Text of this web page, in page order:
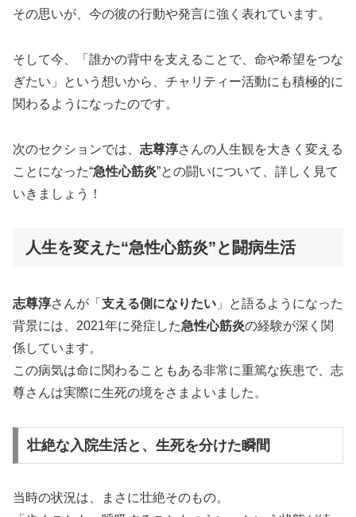
その思いが、今の彼の行動や発言に強く表れています。
そして今、「誰かの背中を支えることで、命や希望をつな
ぎたい」という想いから、チャリティー活動にも積極的に
関わるようになったのです。
次のセクションでは、 志尊淳さんの人生観を大きく変える
ことになった“急性心筋炎”との闘いについて、詳しく見て
いきましょう！
人生を変えた“急性心筋炎”と闘病生活
志尊淳さんが「 支える側になりたい 」と語るようになった
背景には、2021年に発症した急性心筋炎の経験が深く関
係しています。
この病気は命に関わることもある非常に重篤な疾患で、志
尊さんは実際に生死の境をさまよいました。
壮絶な入院生活と、生死を分けた瞬間
当時の状況は、まさに壮絶そのもの。